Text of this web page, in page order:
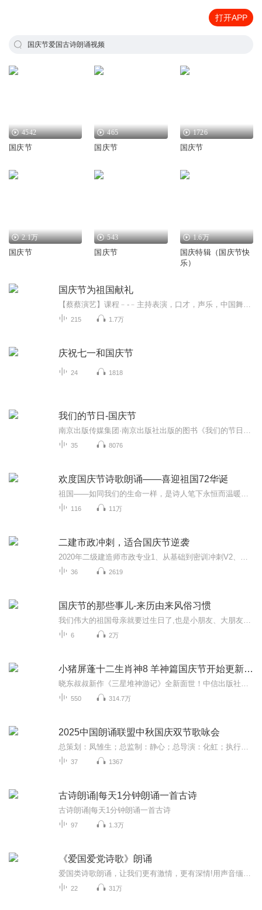
打开APP
国庆节爱国古诗朗诵视频
4542
国庆节
465
国庆节
1726
国庆节
2.1万
国庆节
543
国庆节
1.6万
国庆特辑（国庆节快
乐）
国庆节为祖国献礼
215 1.7万
庆祝七一和国庆节
24 1818
我们的节日-国庆节
35 8076
欢度国庆节诗歌朗诵——喜迎祖国72华诞
116 11万
二建市政冲刺，适合国庆节逆袭
36 2619
国庆节的那些事儿-来历由来风俗习惯
6 2万
小猪屏蓬十二生肖神8 羊神篇国庆节开始更新啦！
550 314.7万
2025中国朗诵联盟中秋国庆双节歌咏会
37 1367
古诗朗诵|每天1分钟朗诵一首古诗
古诗朗诵|每天1分钟朗诵一首古诗
97 1.3万
《爱国爱党诗歌》朗诵
22 31万